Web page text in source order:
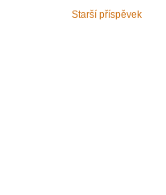
Starší příspěvek